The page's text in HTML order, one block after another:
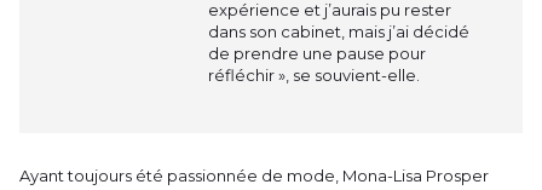
expérience et j’aurais pu rester
dans son cabinet, mais j’ai décidé
de prendre une pause pour
réfléchir », se souvient-elle.
Ayant toujours été passionnée de mode, Mona-Lisa Prosper